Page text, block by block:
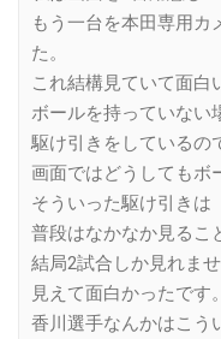
もう一台を本田専用カ
た。
これ結構見ていて面白
ボールを持っていない
駆け引きをしているの
画面ではどうしてもボ
そういった駆け引きは
普段はなかなか見るこ
結局2試合しか見れま
見えて面白かったです。
香川選手なんかはこう